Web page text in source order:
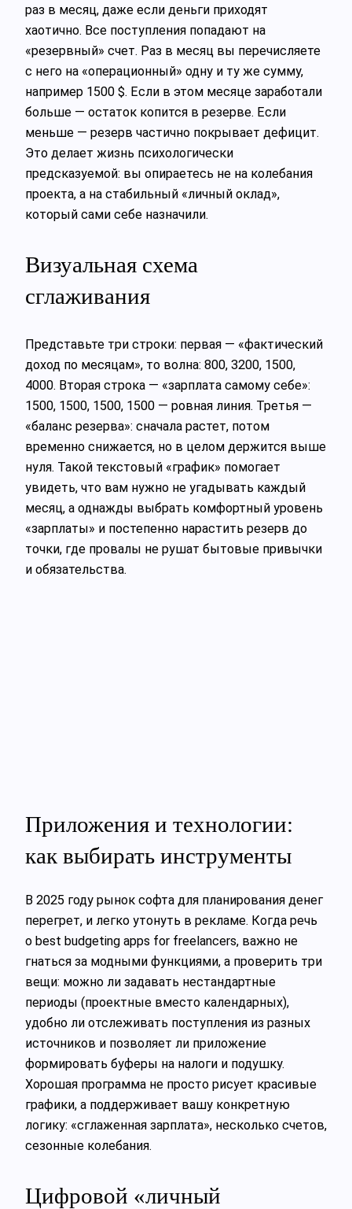
раз в месяц, даже если деньги приходят
хаотично. Все поступления попадают на
«резервный» счет. Раз в месяц вы перечисляете
с него на «операционный» одну и ту же сумму,
например 1500 $. Если в этом месяце заработали
больше — остаток копится в резерве. Если
меньше — резерв частично покрывает дефицит.
Это делает жизнь психологически
предсказуемой: вы опираетесь не на колебания
проекта, а на стабильный «личный оклад»,
который сами себе назначили.
Визуальная схема
сглаживания
Представьте три строки: первая — «фактический
доход по месяцам», то волна: 800, 3200, 1500,
4000. Вторая строка — «зарплата самому себе»:
1500, 1500, 1500, 1500 — ровная линия. Третья —
«баланс резерва»: сначала растет, потом
временно снижается, но в целом держится выше
нуля. Такой текстовый «график» помогает
увидеть, что вам нужно не угадывать каждый
месяц, а однажды выбрать комфортный уровень
«зарплаты» и постепенно нарастить резерв до
точки, где провалы не рушат бытовые привычки
и обязательства.
Приложения и технологии:
как выбирать инструменты
В 2025 году рынок софта для планирования денег
перегрет, и легко утонуть в рекламе. Когда речь
о best budgeting apps for freelancers, важно не
гнаться за модными функциями, а проверить три
вещи: можно ли задавать нестандартные
периоды (проектные вместо календарных),
удобно ли отслеживать поступления из разных
источников и позволяет ли приложение
формировать буферы на налоги и подушку.
Хорошая программа не просто рисует красивые
графики, а поддерживает вашу конкретную
логику: «сглаженная зарплата», несколько счетов,
сезонные колебания.
Цифровой «личный